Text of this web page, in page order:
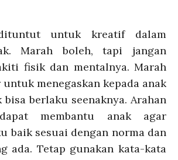
untuk kreatif dalam
Marah boleh, tapi jangan
fisik dan mentalnya. Marah
untuk menegaskan kepada anak
berlaku seenaknya. Arahan
membantu anak agar
baik sesuai dengan norma dan
ada. Tetap gunakan kata-kata